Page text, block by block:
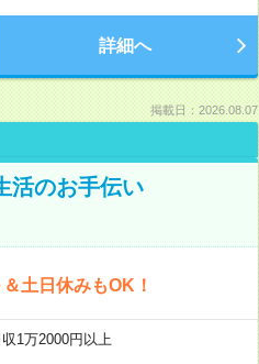
詳細へ
掲載日：2026.08.07
活のお手伝い
土日休みもOK！
1万2000円以上